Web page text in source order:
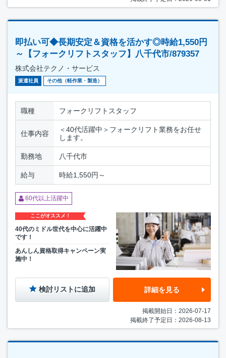
即払い可◆長期安定＆資格を活かす◎時給1,550円
～【フォークリフトスタッフ】八千代市/879357
株式会社テクノ・サービス
派遣社員 その他（軽作業・製造）
職種 フォークリフトスタッフ
仕事内容
＜40代活躍中＞フォークリフト業務をお任せ
します。
勤務地 八千代市
給与 時給1,550円～
60代以上活躍中
ここがオススメ！
40代のミドル世代を中心に活躍中
です！
あんしん資格取得キャンペーン実
施中！
検討リストに追加 詳細を見る
掲載開始日：2026-07-17
掲載終了予定日：2026-08-13